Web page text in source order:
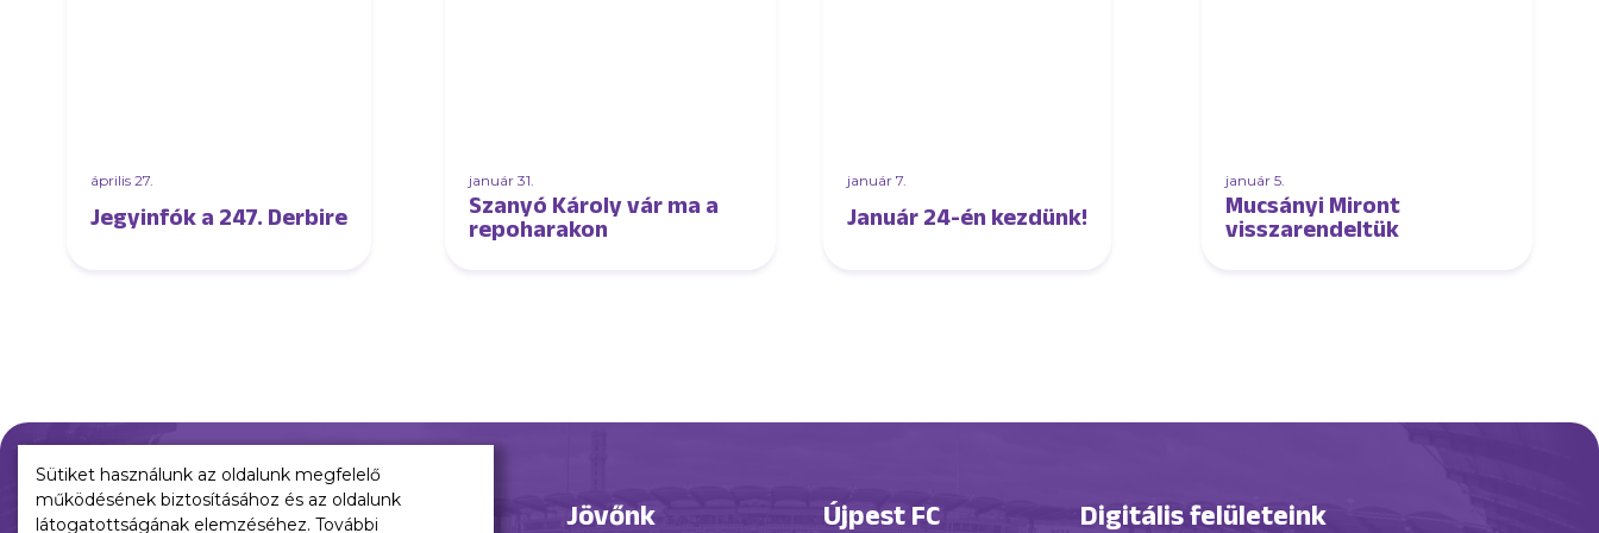
április 27.
Jegyinfók a 247. Derbire
január 31.
Szanyó Károly vár ma a
repoharakon
január 7.
Január 24-én kezdünk!
január 5.
Mucsányi Miront
visszarendeltük
Múltunk Jelenünk Jövőnk Újpest FC Digitális felületeink
Sütiket használunk az oldalunk megfelelő
működésének biztosításához és az oldalunk
látogatottságának elemzéséhez. További